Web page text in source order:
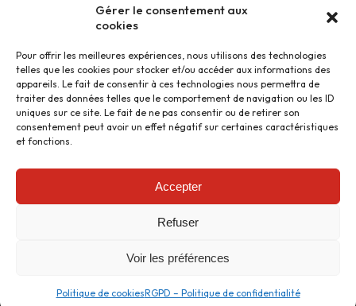
Gérer le consentement aux
cookies
Pour offrir les meilleures expériences, nous utilisons des technologies
telles que les cookies pour stocker et/ou accéder aux informations des
appareils. Le fait de consentir à ces technologies nous permettra de
traiter des données telles que le comportement de navigation ou les ID
uniques sur ce site. Le fait de ne pas consentir ou de retirer son
consentement peut avoir un effet négatif sur certaines caractéristiques
et fonctions.
Accepter
Refuser
Voir les préférences
Politique de cookiesRGPD – Politique de confidentialité
SUIVEZ-NOUS !
LES AVIS CLIENTS
Politique de confidentialité–Tarifs et prestations
reserved